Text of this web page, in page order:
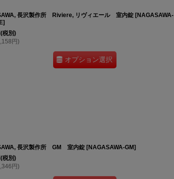
長沢製作所 Riviere, リヴィエール 室内錠 [NAGASAWA-
]
(税別)
円)
オプション選択
長沢製作所 GM 室内錠 [NAGASAWA-GM]
(税別)
円)